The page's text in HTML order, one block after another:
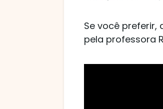
Se você
pela professora